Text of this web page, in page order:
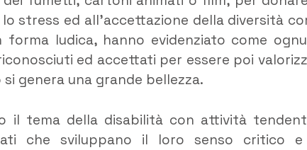
stress ed all’accettazione della diversità
ludica, hanno evidenziato come
ed accettati per essere poi
genera una grande bellezza.
il tema della disabilità con attività
che sviluppano il loro senso critico